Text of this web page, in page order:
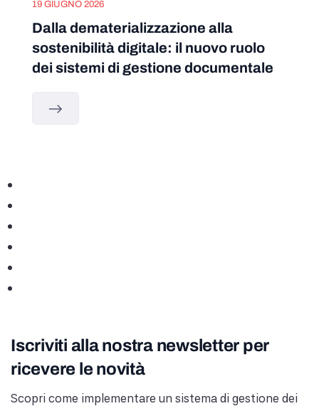
19 GIUGNO 2026
Dalla dematerializzazione alla
sostenibilità digitale: il nuovo ruolo
dei sistemi di gestione documentale
Iscriviti alla nostra newsletter per
ricevere le novità
Scopri come implementare un sistema di gestione dei